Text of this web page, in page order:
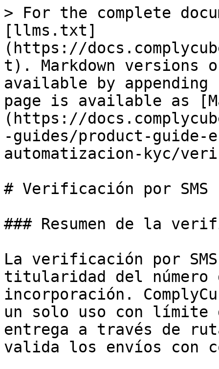
> For the complete
[llms.txt]
(https://
t). Markdown versions
available by
page is available as
(https://
-guides/product-
automatizacion-kyc/
# Verificación por SMS
### Resumen de la
La verificación por
titularidad del número
incorporación.
un solo uso con límite
entrega a través de
valida los envíos con